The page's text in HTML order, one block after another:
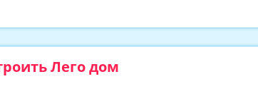
Лего дом